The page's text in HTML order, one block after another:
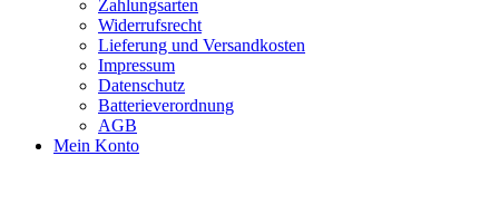
Zahlungsarten
Widerrufsrecht
Lieferung und Versandkosten
Impressum
Datenschutz
Batterieverordnung
AGB
Mein Konto